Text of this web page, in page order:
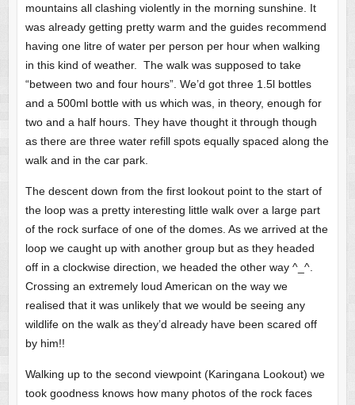
mountains all clashing violently in the morning sunshine. It
was already getting pretty warm and the guides recommend
having one litre of water per person per hour when walking
in this kind of weather. The walk was supposed to take
“between two and four hours”. We’d got three 1.5l bottles
and a 500ml bottle with us which was, in theory, enough for
two and a half hours. They have thought it through though
as there are three water refill spots equally spaced along the
walk and in the car park.
The descent down from the first lookout point to the start of
the loop was a pretty interesting little walk over a large part
of the rock surface of one of the domes. As we arrived at the
loop we caught up with another group but as they headed
off in a clockwise direction, we headed the other way ^_^.
Crossing an extremely loud American on the way we
realised that it was unlikely that we would be seeing any
wildlife on the walk as they’d already have been scared off
by him!!
Walking up to the second viewpoint (Karingana Lookout) we
took goodness knows how many photos of the rock faces